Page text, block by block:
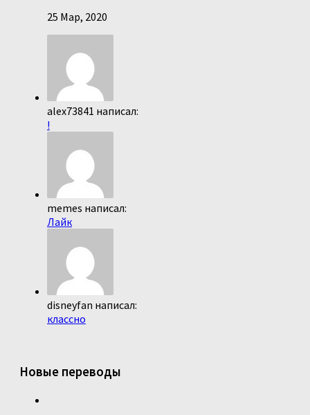
25 Мар, 2020
alex73841 написал:
!
memes написал:
Лайк
disneyfan написал:
классно
Новые переводы